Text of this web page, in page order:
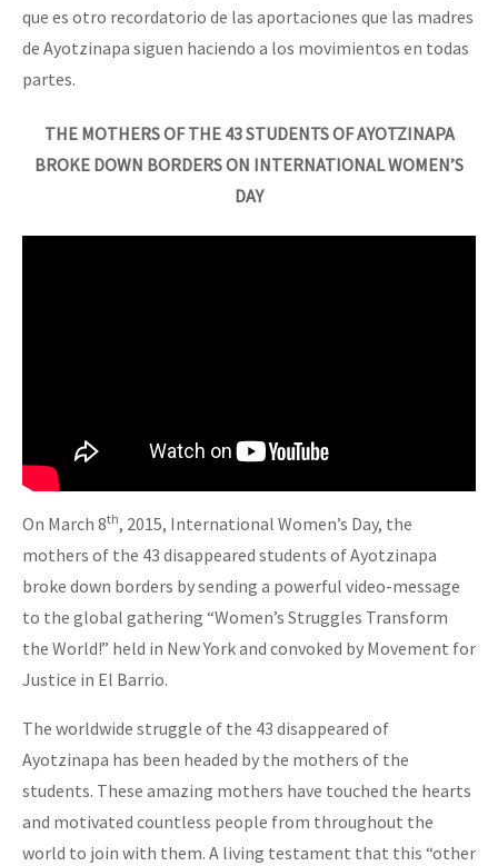
que es otro recordatorio de las aportaciones que las madres
de Ayotzinapa siguen haciendo a los movimientos en todas
partes.
THE MOTHERS OF THE 43 STUDENTS OF AYOTZINAPA
BROKE DOWN BORDERS ON INTERNATIONAL WOMEN’S
DAY
On March 8th, 2015, International Women’s Day, the
mothers of the 43 disappeared students of Ayotzinapa
broke down borders by sending a powerful video-message
to the global gathering “Women’s Struggles Transform
the World!” held in New York and convoked by Movement for
Justice in El Barrio.
The worldwide struggle of the 43 disappeared of
Ayotzinapa has been headed by the mothers of the
students. These amazing mothers have touched the hearts
and motivated countless people from throughout the
world to join with them. A living testament that this “other